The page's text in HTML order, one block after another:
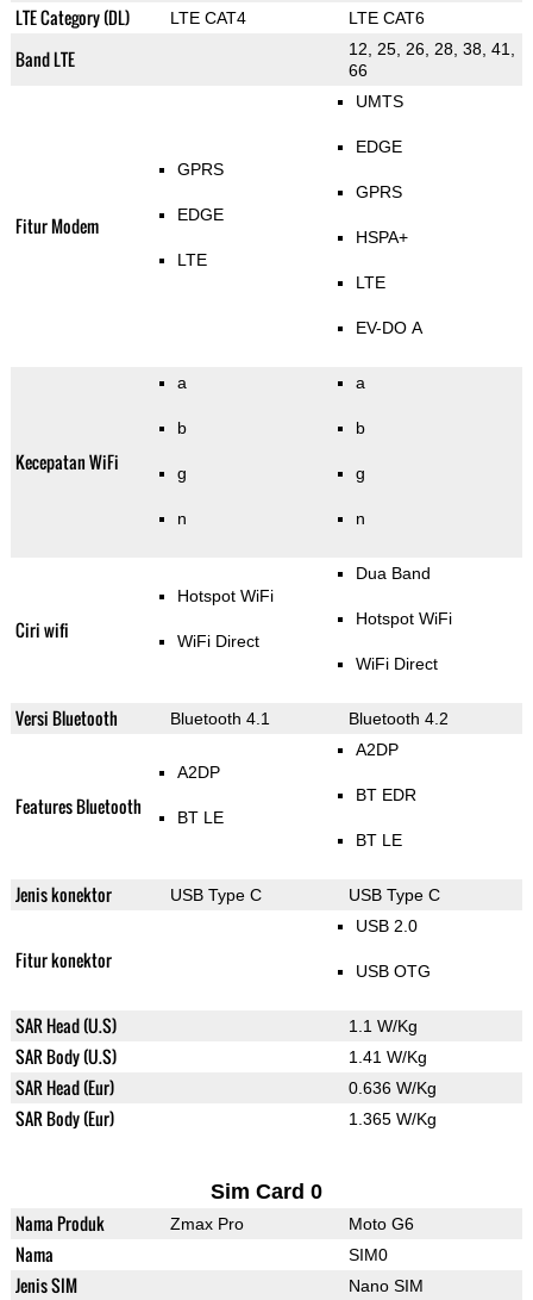
LTE Category (DL) LTE CAT4 LTE CAT6
Band LTE
12, 25, 26, 28, 38, 41,
66
Fitur Modem
GPRS
EDGE
LTE
UMTS
EDGE
GPRS
HSPA+
LTE
EV-DO A
Kecepatan WiFi
a
b
g
n
a
b
g
n
Ciri wifi
Hotspot WiFi
WiFi Direct
Dua Band
Hotspot WiFi
WiFi Direct
Versi Bluetooth Bluetooth 4.1 Bluetooth 4.2
Features Bluetooth
A2DP
BT LE
A2DP
BT EDR
BT LE
Jenis konektor USB Type C USB Type C
Fitur konektor
USB 2.0
USB OTG
SAR Head (U.S) 1.1 W/Kg
SAR Body (U.S) 1.41 W/Kg
SAR Head (Eur) 0.636 W/Kg
SAR Body (Eur) 1.365 W/Kg
Sim Card 0
Nama Produk Zmax Pro Moto G6
Nama SIM0
Jenis SIM Nano SIM